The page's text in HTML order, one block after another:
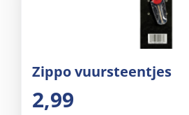
Zippo vuursteentjes
2,99